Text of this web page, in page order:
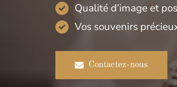
Qualité d’image et
Vos souvenirs
Contactez-nous